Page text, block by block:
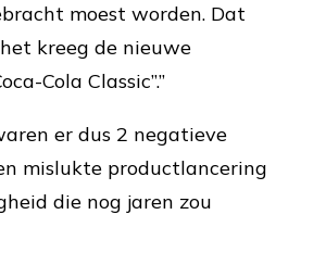
moest worden. Dat
kreeg de nieuwe
Cola Classic”.”
er dus 2 negatieve
mislukte productlancering
die nog jaren zou